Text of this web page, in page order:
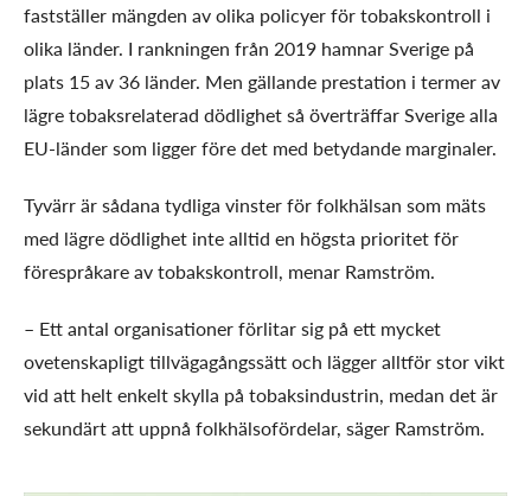
fastställer mängden av olika policyer för tobakskontroll i
olika länder. I rankningen från 2019 hamnar Sverige på
plats 15 av 36 länder. Men gällande prestation i termer av
lägre tobaksrelaterad dödlighet så överträffar Sverige alla
EU-länder som ligger före det med betydande marginaler.
Tyvärr är sådana tydliga vinster för folkhälsan som mäts
med lägre dödlighet inte alltid en högsta prioritet för
förespråkare av tobakskontroll, menar Ramström.
– Ett antal organisationer förlitar sig på ett mycket
ovetenskapligt tillvägagångssätt och lägger alltför stor vikt
vid att helt enkelt skylla på tobaksindustrin, medan det är
sekundärt att uppnå folkhälsofördelar, säger Ramström.